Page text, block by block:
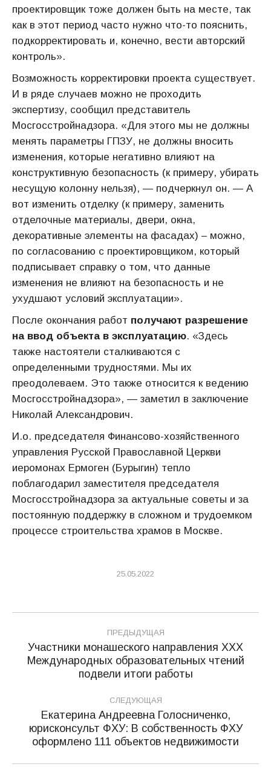
проектировщик тоже должен быть на месте, так
как в этот период часто нужно что-то пояснить,
подкорректировать и, конечно, вести авторский
контроль».
Возможность корректировки проекта существует.
И в ряде случаев можно не проходить
экспертизу, сообщил представитель
Мосгосстройнадзора. «Для этого мы не должны
менять параметры ГПЗУ, не должны вносить
изменения, которые негативно влияют на
конструктивную безопасность (к примеру, убирать
несущую колонну нельзя), — подчеркнул он. — А
вот изменить отделку (к примеру, заменить
отделочные материалы, двери, окна,
декоративные элементы на фасадах) – можно,
по согласованию с проектировщиком, который
подписывает справку о том, что данные
изменения не влияют на безопасность и не
ухудшают условий эксплуатации».
После окончания работ получают разрешение
на ввод объекта в эксплуатацию. «Здесь
также настоятели сталкиваются с
определенными трудностями. Мы их
преодолеваем. Это также относится к ведению
Мосгосстройнадзора», — заметил в заключение
Николай Александрович.
И.о. председателя Финансово-хозяйственного
управления Русской Православной Церкви
иеромонах Ермоген (Бурыгин) тепло
поблагодарил заместителя председателя
Мосгосстройнадзора за актуальные советы и за
постоянную поддержку в сложном и трудоемком
процессе строительства храмов в Москве.
25.05.2022
Навигация
по
записям
ПРЕДЫДУЩАЯ
Предыдущая
запись:
Участники монашеского направления XXX
Международных образовательных чтений
подвели итоги работы
СЛЕДУЮЩАЯ
Следующая
запись:
Екатерина Андреевна Голосниченко,
юрисконсульт ФХУ: В собственность ФХУ
оформлено 111 объектов недвижимости